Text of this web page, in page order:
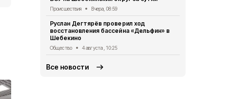
Происшествия Вчера, 08:59
Руслан Дегтярёв проверил ход
восстановления бассейна «Дельфин» в
Шебекино
Общество 4 августа , 10:25
Все новости